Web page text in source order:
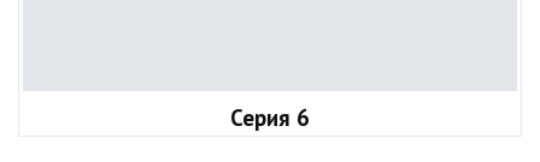
Серия 6